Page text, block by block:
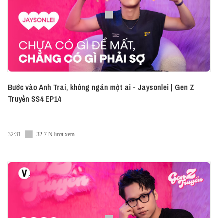
Để lại góp ý, phản hồi hay mong muốn hợp tác tại
địa chỉ email team@vietcetera.com
Nếu quá bận rộn để xem video, bạn có thể nghe tập
podcast này dưới dạng audio tại:
https://vietcetera.com/vn/podcast/gen-z-truyen/mai-am-nhac-
me-minh-de-ramot-cuc-noi-nhieu-s21
Vietcetera đã có App dành cho iOS và Android,
mang đến trải nghiệm đọc bài viết và nghe
podcast thật mượt mà. Tải ngay tại đây nhé:
https://share.vietcetera.com/Appstore
Bước vào Anh Trai, không ngán một ai - Jaysonlei | Gen Z
Truyền SS4 EP14
32:31 32.7 N lượt xem